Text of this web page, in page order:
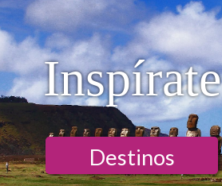
Inspírate
Destinos